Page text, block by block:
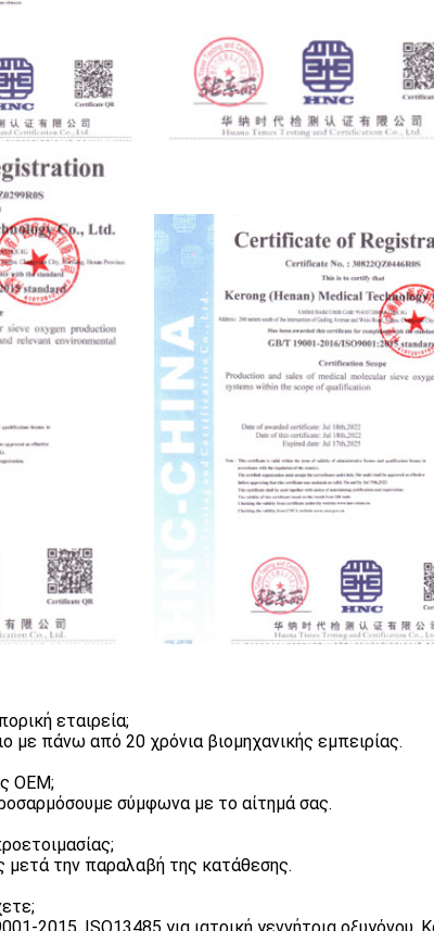
εταιρεία;
με πάνω από 20 χρόνια βιομηχανικής εμπειρίας.
OEM;
σύμφωνα με το αίτημά σας.
την παραλαβή της κατάθεσης.